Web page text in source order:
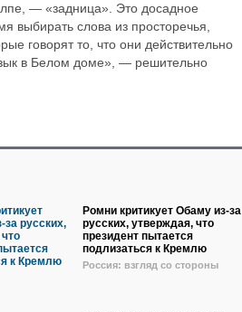
— «задница». Это досадное
выбирать слова из просторечья,
говорят то, что они действительно
в Белом доме», — решительно
Ромни критикует Обаму из-за
русских, утверждая, что
президент пытается
подлизаться к Кремлю
Россия: взгляд со стороны